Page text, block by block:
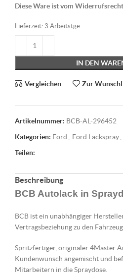
Diese Ware ist vom
Lieferzeit: 3 Arbeitstge
IN DEN
Vergleichen Zur
Artikelnummer: BCB-AL-296452
Kategorien: Ford, Ford Lackspray,
Teilen:
Beschreibung
BCB Autolack in
BCB ist ein unabhängiger
Vertragsbeziehung zu den
Spritzfertiger, originaler 4Master
Kundenwunsch angemischt und
Mitarbeitern in die Spraydose.